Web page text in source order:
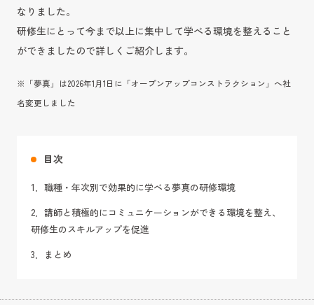
なりました。
研修生にとって今まで以上に集中して学べる環境を整えること
ができましたので詳しくご紹介します。
※「夢真」は2026年1月1日に「オープンアップコンストラクション」へ社
名変更しました
目次
1．職種・年次別で効果的に学べる夢真の研修環境
2．講師と積極的にコミュニケーションができる環境を整え、
研修生のスキルアップを促進
3．まとめ